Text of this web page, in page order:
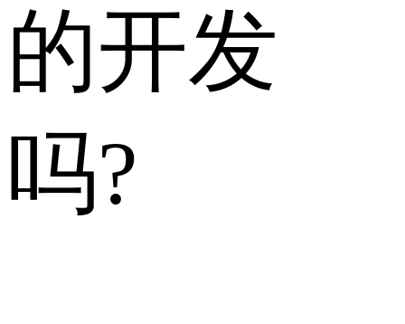
的开发
吗?